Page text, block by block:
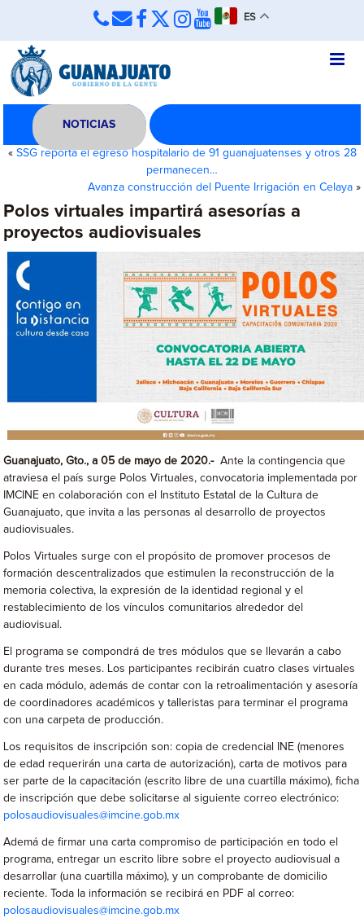
ES
NOTICIAS
« SSG reporta el egreso hospitalario de 91 guanajuatenses y otros 28
permanecen…
Avanza construcción del Puente Irrigación en Celaya»
Polos virtuales impartirá asesorías a
proyectos audiovisuales
Guanajuato, Gto., a 05 de mayo de 2020.-Ante la contingencia que
atraviesa el país surge Polos Virtuales, convocatoria implementada por
IMCINE en colaboración con el Instituto Estatal de la Cultura de
Guanajuato, que invita a las personas al desarrollo de proyectos
audiovisuales.
Polos Virtuales surge con el propósito de promover procesos de
formación descentralizados que estimulen la reconstrucción de la
memoria colectiva, la expresión de la identidad regional y el
restablecimiento de los vínculos comunitarios alrededor del
audiovisual.
El programa se compondrá de tres módulos que se llevarán a cabo
durante tres meses. Los participantes recibirán cuatro clases virtuales
en cada módulo, además de contar con la retroalimentación y asesoría
de coordinadores académicos y talleristas para terminar el programa
con una carpeta de producción.
Los requisitos de inscripción son: copia de credencial INE (menores
de edad requerirán una carta de autorización), carta de motivos para
ser parte de la capacitación (escrito libre de una cuartilla máximo), ficha
de inscripción que debe solicitarse al siguiente correo electrónico:
polosaudiovisuales@imcine.gob.mx
Ademá de firmar una carta compromiso de participación en todo el
programa, entregar un escrito libre sobre el proyecto audiovisual a
desarrollar (una cuartilla máximo), y un comprobante de domicilio
reciente. Toda la información se recibirá en PDF al correo:
polosaudiovisuales@imcine.gob.mx